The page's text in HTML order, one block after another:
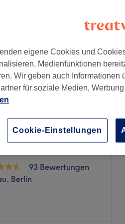
ab 35 €
ist ein professioneller
Asia Massage & Spa
93 Bewertungen
Berlin
eigene Cookies und
Medienfunktionen
Wir geben auch Informationen
für soziale Medien,
Cookie-Einstellungen